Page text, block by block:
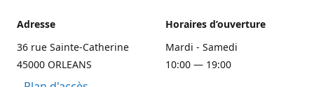
Adresse
36 rue Sainte-Catherine
45000 ORLEANS
Horaires d’ouverture
Mardi - Samedi
10:00 — 19:00